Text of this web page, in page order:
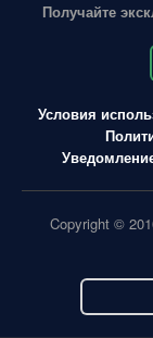
Получайте
Условия
Copyright ©